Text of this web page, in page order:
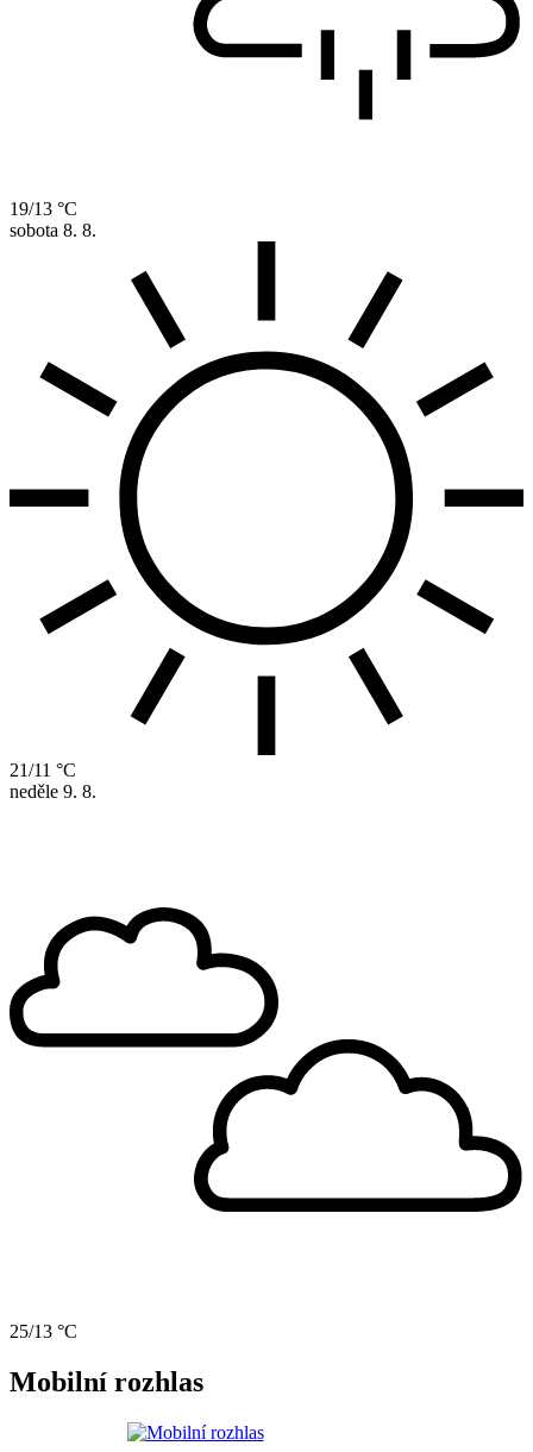
19/13 °C
sobota 8. 8.
21/11 °C
neděle 9. 8.
25/13 °C
Mobilní rozhlas